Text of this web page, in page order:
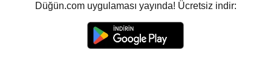
Düğün.com uygulaması yayında! Ücretsiz indir: